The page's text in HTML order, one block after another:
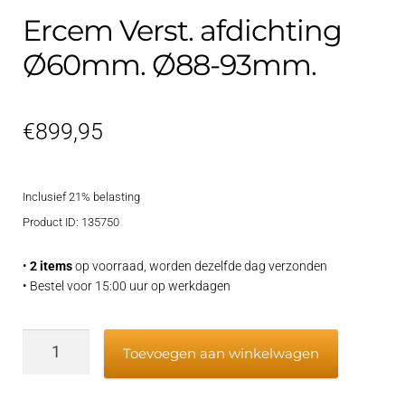
Nederlands
Submenu
Ercem Verst. afdichting
Ø60mm. Ø88-93mm.
€899,95
Inclusief 21% belasting
Product ID: 135750
• 2 itemsop voorraad, worden dezelfde dag verzonden
• Bestel voor 15:00 uur op werkdagen
Toevoegen aan winkelwagen